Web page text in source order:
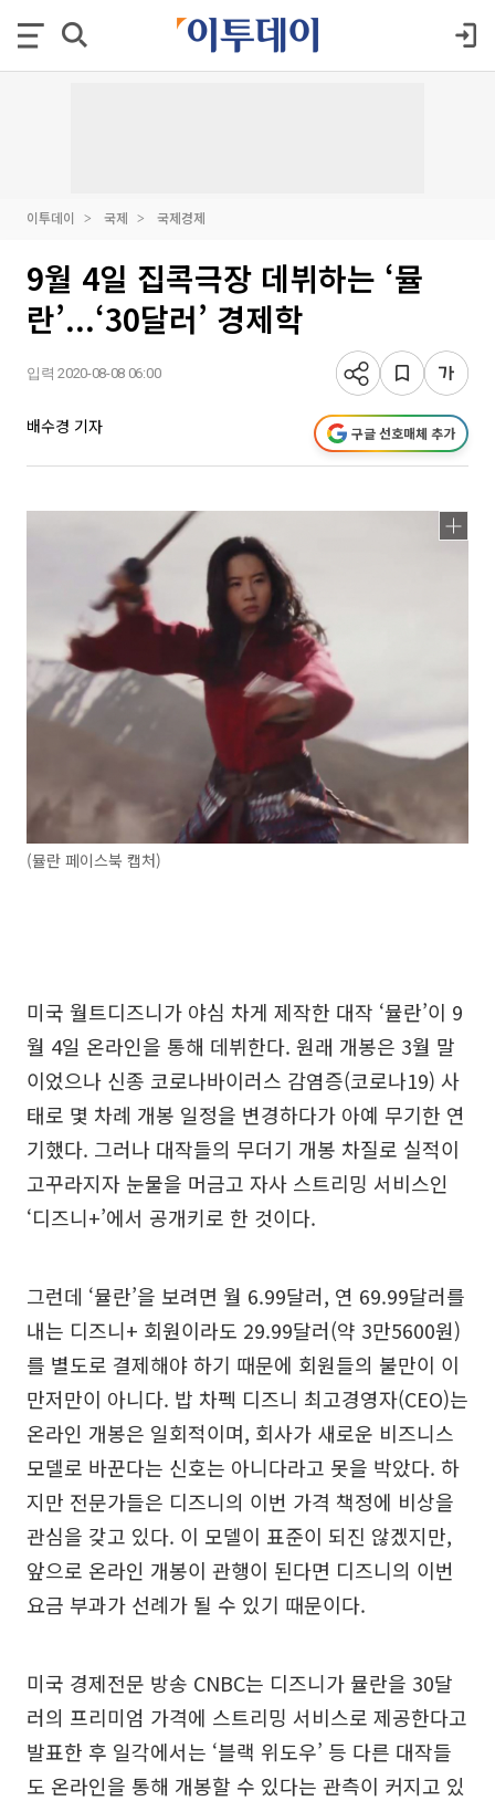
이투데이 국제 국제경제
9월 4일 집콕극장 데뷔하는 ‘뮬
란’...‘30달러’ 경제학
입력 2020-08-08 06:00
배수경 기자 구글 선호매체 추가
(뮬란 페이스북 캡처)
미국 월트디즈니가 야심 차게 제작한 대작 ‘뮬란’이 9
월 4일 온라인을 통해 데뷔한다. 원래 개봉은 3월 말
이었으나 신종 코로나바이러스 감염증(코로나19) 사
태로 몇 차례 개봉 일정을 변경하다가 아예 무기한 연
기했다. 그러나 대작들의 무더기 개봉 차질로 실적이
고꾸라지자 눈물을 머금고 자사 스트리밍 서비스인
‘디즈니+’에서 공개키로 한 것이다.
그런데 ‘뮬란’을 보려면 월 6.99달러, 연 69.99달러를
내는 디즈니+ 회원이라도 29.99달러(약 3만5600원)
를 별도로 결제해야 하기 때문에 회원들의 불만이 이
만저만이 아니다. 밥 차펙 디즈니 최고경영자(CEO)는
온라인 개봉은 일회적이며, 회사가 새로운 비즈니스
모델로 바꾼다는 신호는 아니다라고 못을 박았다. 하
지만 전문가들은 디즈니의 이번 가격 책정에 비상을
관심을 갖고 있다. 이 모델이 표준이 되진 않겠지만,
앞으로 온라인 개봉이 관행이 된다면 디즈니의 이번
요금 부과가 선례가 될 수 있기 때문이다.
미국 경제전문 방송 CNBC는 디즈니가 뮬란을 30달
러의 프리미엄 가격에 스트리밍 서비스로 제공한다고
발표한 후 일각에서는 ‘블랙 위도우’ 등 다른 대작들
도 온라인을 통해 개봉할 수 있다는 관측이 커지고 있